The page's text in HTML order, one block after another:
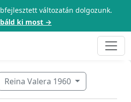
változatán dolgozunk.
ki most →
Reina Valera 1960